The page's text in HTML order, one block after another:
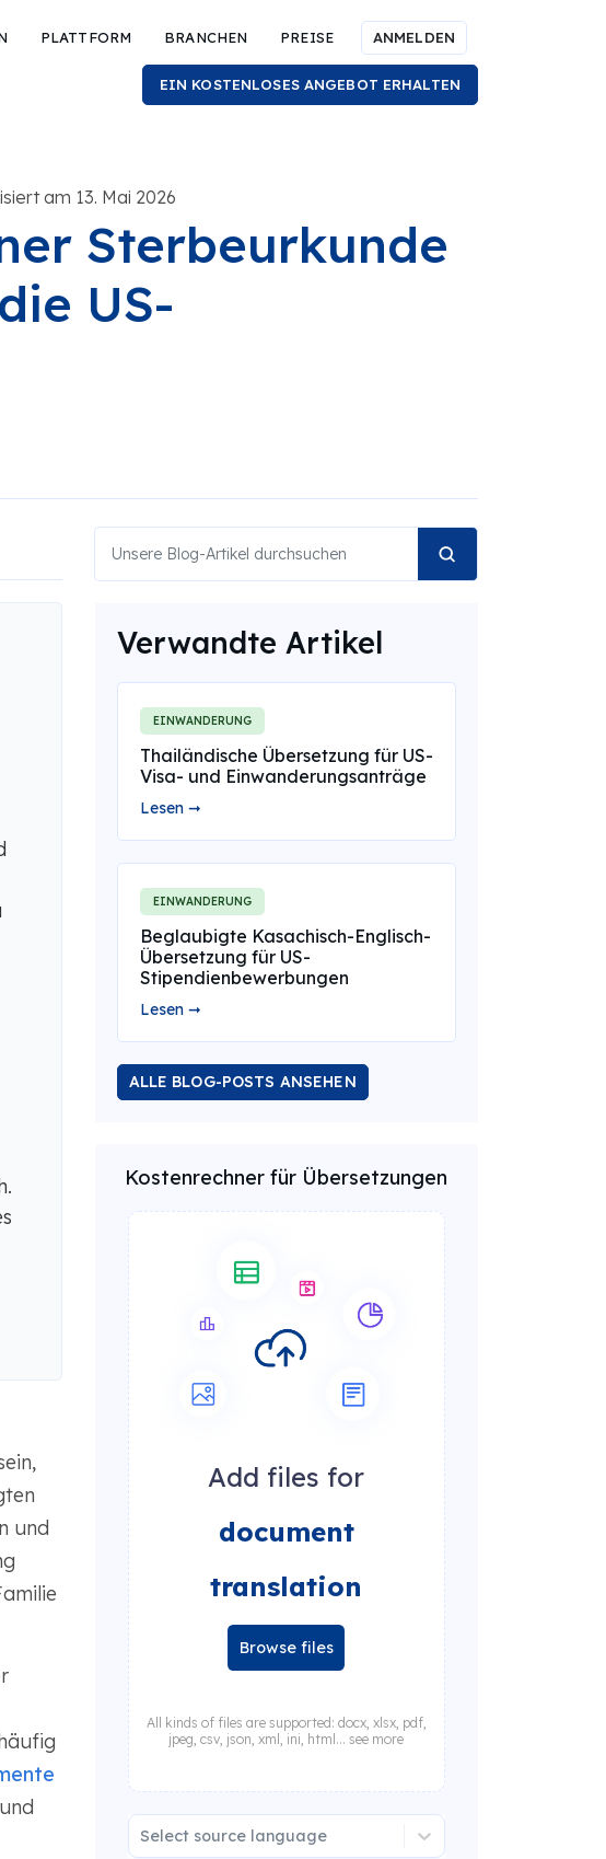
PLATTFORM BRANCHEN PREISE ANMELDEN
EIN KOSTENLOSES ANGEBOT ERHALTEN
am 13. Mai 2026
Sterbeurkunde
US-
und
Verwandte Artikel
EINWANDERUNG
Thailändische Übersetzung für US-
Visa- und Einwanderungsanträge
Lesen ➞
EINWANDERUNG
Beglaubigte Kasachisch-Englisch-
Übersetzung für US-
Stipendienbewerbungen
Lesen ➞
ALLE BLOG-POSTS ANSEHEN
Kostenrechner für Übersetzungen
Add files for
document
translation
Browse files
All kinds of files are supported: docx, xlsx, pdf,
jpeg, csv, json, xml, ini, html... see more
Select source language